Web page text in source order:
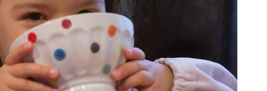
Comment oublier les
écrans en vacances ?